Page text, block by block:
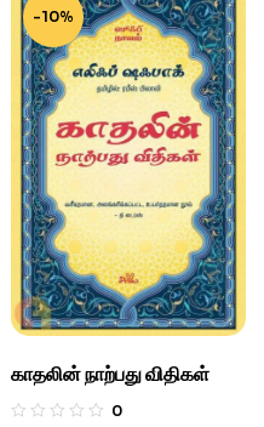
-10%
காதலின் நாற்பது விதிகள்
0